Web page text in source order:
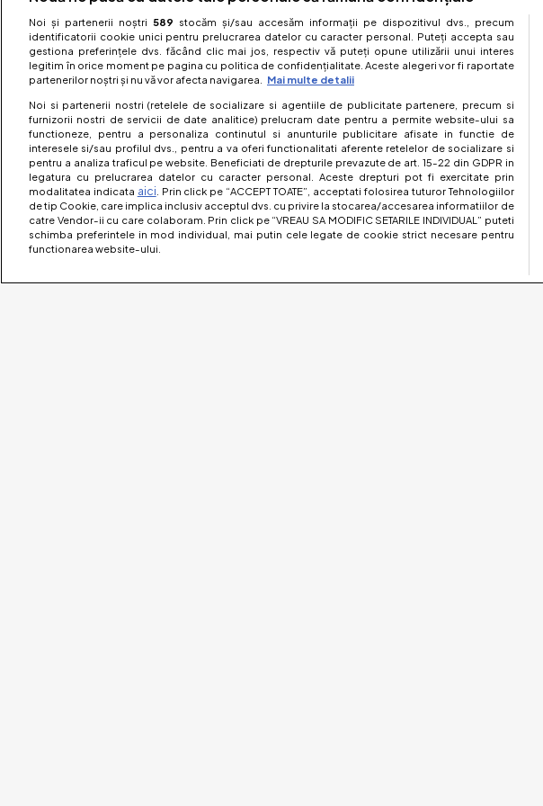
Noi și partenerii noștri 589 stocăm și/sau accesăm informații pe dispozitivul dvs., precum
identificatorii cookie unici pentru prelucrarea datelor cu caracter personal. Puteți accepta sau
gestiona preferințele dvs. făcând clic mai jos, respectiv vă puteți opune utilizării unui interes
legitim în orice moment pe pagina cu politica de confidențialitate. Aceste alegeri vor fi raportate
partenerilor noștri și nu vă vor afecta navigarea.
Mai multe detalii
Noi si partenerii nostri (retelele de socializare si agentiile de publicitate partenere, precum si
furnizorii nostri de servicii de date analitice) prelucram date pentru a permite website-ului sa
functioneze, pentru a personaliza continutul si anunturile publicitare afisate in functie de
interesele si/sau profilul dvs., pentru a va oferi functionalitati aferente retelelor de socializare si
pentru a analiza traficul pe website. Beneficiati de drepturile prevazute de art. 15-22 din GDPR in
legatura cu prelucrarea datelor cu caracter personal. Aceste drepturi pot fi exercitate prin
modalitatea indicata aici . Prin click pe “ACCEPT TOATE”, acceptati folosirea tuturor Tehnologiilor
de tip Cookie, care implica inclusiv acceptul dvs. cu privire la stocarea/accesarea informatiilor de
catre Vendor-ii cu care colaboram. Prin click pe “VREAU SA MODIFIC SETARILE INDIVIDUAL” puteti
schimba preferintele in mod individual, mai putin cele legate de cookie strict necesare pentru
functionarea website-ului.